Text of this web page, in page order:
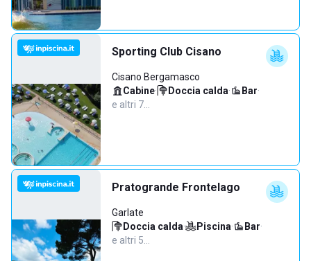
Sporting Club Cisano
Cisano Bergamasco
Cabine· Doccia calda· Bar·
e altri 7…
Pratogrande Frontelago
Garlate
Doccia calda· Piscina· Bar·
e altri 5…